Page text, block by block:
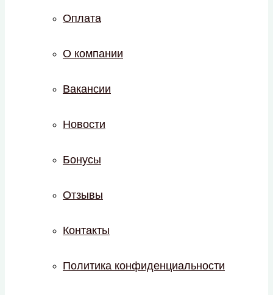
Оплата
О компании
Вакансии
Новости
Бонусы
Отзывы
Контакты
Политика конфиденциальности